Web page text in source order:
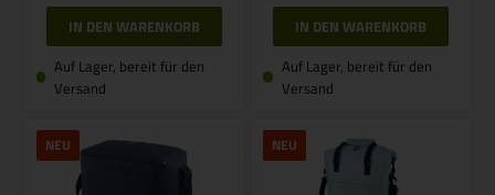
Auf Lager, bereit für den
Versand
Auf Lager, bereit für den
Versand
NEU NEU